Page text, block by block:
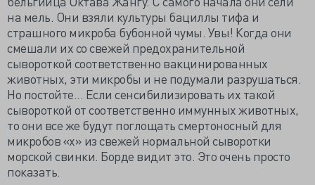
на мель. Они взяли культуры бациллы тифа и
страшного микроба бубонной чумы. Увы! Когда они
смешали их со свежей предохранительной
сывороткой соответственно вакцинированных
животных, эти микробы и не подумали разрушаться.
Но постойте... Если сенсибилизировать их такой
сывороткой от соответственно иммунных животных,
то они все же будут поглощать смертоносный для
микробов «х» из свежей нормальной сыворотки
морской свинки. Борде видит это. Это очень просто
показать.